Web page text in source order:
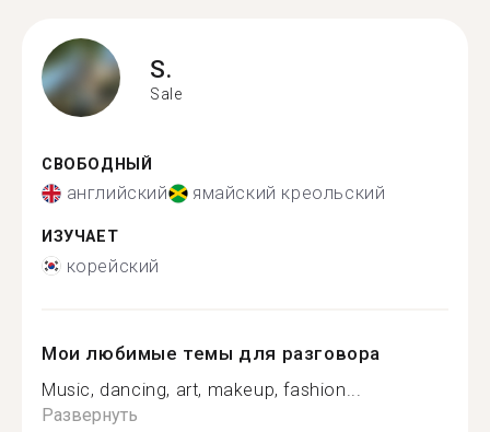
S.
Sale
СВОБОДНЫЙ
английский ямайский креольский
ИЗУЧАЕТ
корейский
Мои любимые темы для разговора
Music, dancing, art, makeup, fashion...
Развернуть